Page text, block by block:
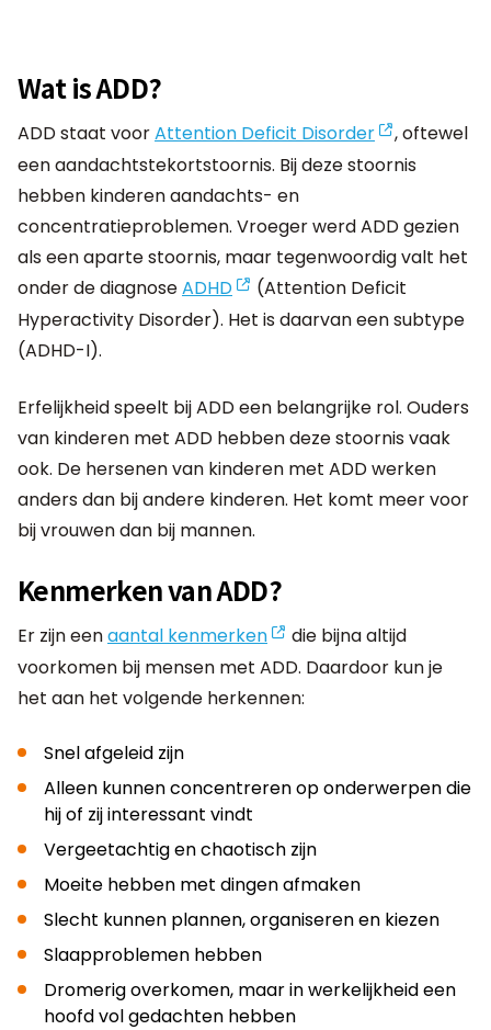
Wat is ADD?
ADD staat voorAttention Deficit Disorder
, oftewel
een aandachtstekortstoornis. Bij deze stoornis
hebben kinderen aandachts- en
concentratieproblemen. Vroeger werd ADD gezien
als een aparte stoornis, maar tegenwoordig valt het
onder de diagnoseADHD
(Attention Deficit
Hyperactivity Disorder). Het is daarvan een subtype
(ADHD-I).
Erfelijkheid speelt bij ADD een belangrijke rol. Ouders
van kinderen met ADD hebben deze stoornis vaak
ook. De hersenen van kinderen met ADD werken
anders dan bij andere kinderen. Het komt meer voor
bij vrouwen dan bij mannen.
Kenmerken van ADD?
Er zijn eenaantal kenmerken
die bijna altijd
voorkomen bij mensen met ADD. Daardoor kun je
het aan het volgende herkennen:
Snel afgeleid zijn
Alleen kunnen concentreren op onderwerpen die
hij of zij interessant vindt
Vergeetachtig en chaotisch zijn
Moeite hebben met dingen afmaken
Slecht kunnen plannen, organiseren en kiezen
Slaapproblemen hebben
Dromerig overkomen, maar in werkelijkheid een
hoofd vol gedachten hebben